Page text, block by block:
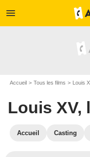
menu
Accueil Tous les films Louis
Louis XV,
Accueil Casting